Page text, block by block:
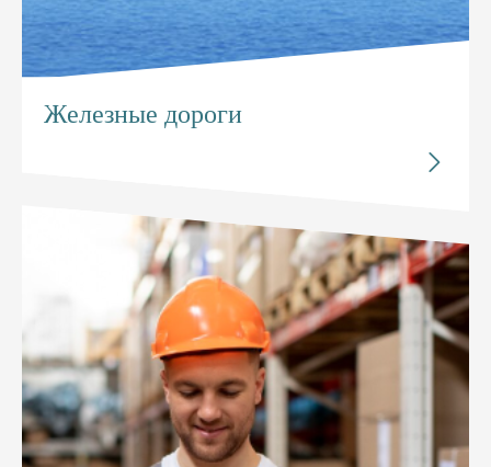
Железные дороги

Железные дороги
Автоматическая система идентификации поезда
(ATIS) железных дорог Invengo в режиме реального
времени. Система помогает сэкономить время и
деньги на управлении.